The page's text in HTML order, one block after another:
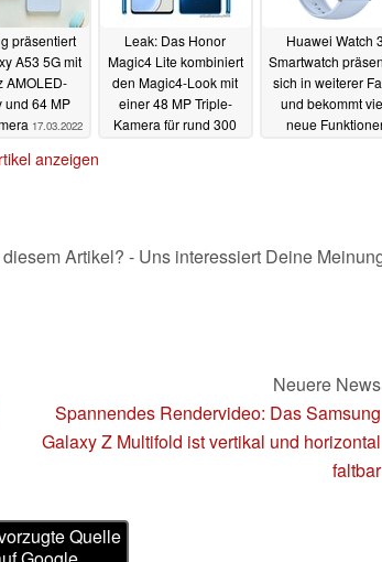
präsentiert
A53 5G mit
AMOLED-
und 64 MP
17.03.2022
Leak: Das Honor
Magic4 Lite kombiniert
den Magic4-Look mit
einer 48 MP Triple-
Kamera für rund 300
Huawei Watch
Smartwatch
sich in weiterer
und bekommt
neue
anzeigen
Artikel? - Uns interessiert Deine
Neuere News
Spannendes Rendervideo: Das Samsung
Galaxy Z Multifold ist vertikal und horizontal
faltbar
Quelle